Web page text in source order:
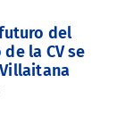
del
la CV se